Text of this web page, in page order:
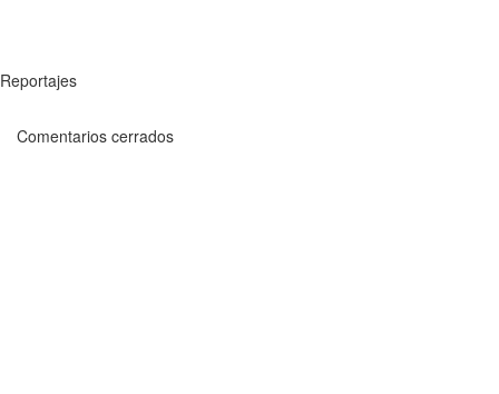
Reportajes
Comentarios cerrados